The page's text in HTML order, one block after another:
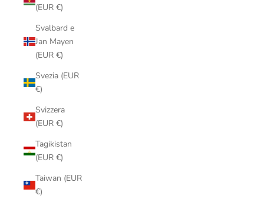
(EUR €)
Svalbard e
Jan Mayen
(EUR €)
Svezia (EUR
€)
Svizzera
(EUR €)
Tagikistan
(EUR €)
Taiwan (EUR
€)